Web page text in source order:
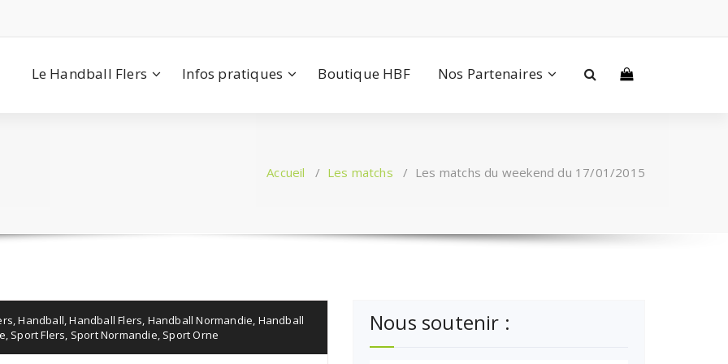
Le Handball Flers Infos pratiques Boutique HBF Nos Partenaires
Accueil / Les matchs / Les matchs du weekend du 17/01/2015
,Handball,Handball Flers, Handball Normandie, Handball
, Sport Flers, Sport Normandie, Sport Orne Nous soutenir :